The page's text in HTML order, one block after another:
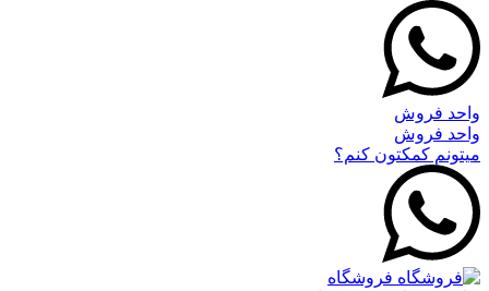
واحد فروش
واحد فروش
میتونم کمکتون کنم؟
فروشگاه